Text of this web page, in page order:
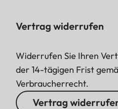
Vertrag widerrufen
Widerrufen Sie Ihren
der 14-tägigen Frist
Verbraucherrecht.
Vertrag